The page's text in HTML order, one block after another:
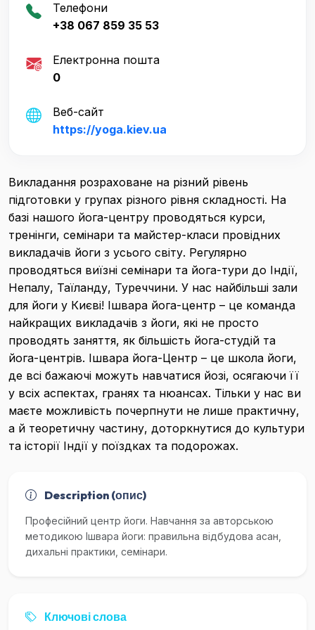
Телефони
+38 067 859 35 53
Електронна пошта
0
Веб-сайт
https://yoga.kiev.ua
Викладання розраховане на різний рівень
підготовки у групах різного рівня складності. На
базі нашого йога-центру проводяться курси,
тренінги, семінари та майстер-класи провідних
викладачів йоги з усього світу. Регулярно
проводяться виїзні семінари та йога-тури до Індії,
Непалу, Таїланду, Туреччини. У нас найбільші зали
для йоги у Києві! Ішвара йога-центр – це команда
найкращих викладачів з йоги, які не просто
проводять заняття, як більшість йога-студій та
йога-центрів. Ішвара йога-Центр – це школа йоги,
де всі бажаючі можуть навчатися йозі, осягаючи її
у всіх аспектах, гранях та нюансах. Тільки у нас ви
маєте можливість почерпнути не лише практичну,
а й теоретичну частину, доторкнутися до культури
та історії Індії у поїздках та подорожах.
Description (опис)
Професійний центр йоги. Навчання за авторською
методикою Ішвара йоги: правильна відбудова асан,
дихальні практики, семінари.
Ключові слова